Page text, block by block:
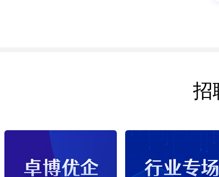
招